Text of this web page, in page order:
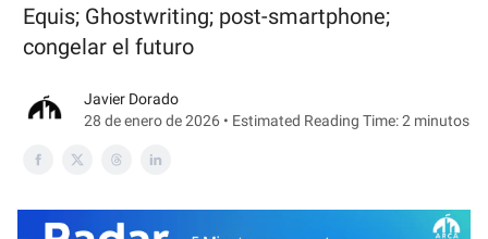
Equis; Ghostwriting; post-smartphone;
congelar el futuro
Javier Dorado
28 de enero de 2026 • Estimated Reading Time: 2 minutos